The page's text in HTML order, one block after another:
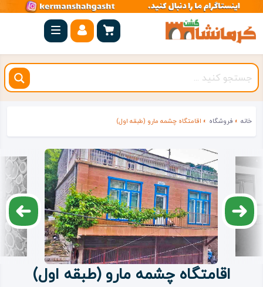
صفحه
اصلی
کرمانشاه
شهرستان
مجموعه
روستاهای
هدف
اقامتگاه
خانه » فروشگاه » اقامتگاه چشمه مارو (طبقه اول)
اقامتگاه چشمه مارو (طبقه اول)